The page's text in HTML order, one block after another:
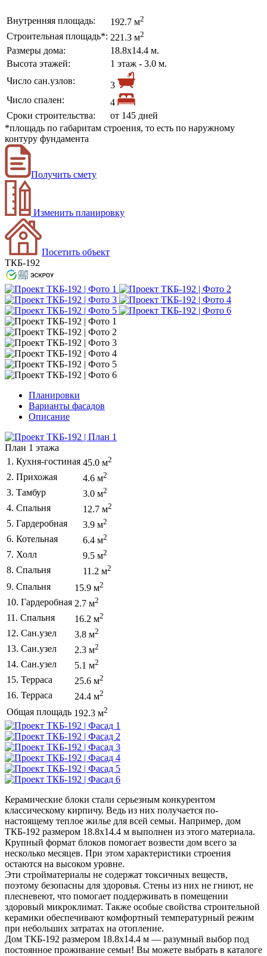
Внутренняя площадь: 192.7 м2
Строительная площадь*: 221.3 м2
Размеры дома:
18.8х14.4 м.
Высота этажей:
1 этаж - 3.0 м.
Число сан.узлов:
3
Число спален:
4
Сроки строительства:
от 145 дней
*площадь по габаритам строения, то есть по наружному
контуру фундамента
Получить смету
Изменить планировку
Посетить объект
ТКБ-192
Планировки
Варианты фасадов
Описание
План 1 этажа
1. Кухня-гостиная 45.0 м2
2. Прихожая 4.6 м2
3. Тамбур 3.0 м2
4. Спальня 12.7 м2
5. Гардеробная 3.9 м2
6. Котельная 6.4 м2
7. Холл 9.5 м2
8. Спальня 11.2 м2
9. Спальня 15.9 м2
10. Гардеробная 2.7 м2
11. Спальня 16.2 м2
12. Сан.узел 3.8 м2
13. Сан.узел 2.3 м2
14. Сан.узел 5.1 м2
15. Терраса 25.6 м2
16. Терраса 24.4 м2
Общая площадь 192.3 м2
Керамические блоки стали серьезным конкурентом
классическому кирпичу. Ведь из них получается по-
настоящему теплое жилье для всей семьи. Например, дом
ТКБ-192 размером 18.8х14.4 м выполнен из этого материала.
Крупный формат блоков помогает возвести дом всего за
несколько месяцев. При этом характеристики строения
остаются на высоком уровне.
Эти стройматериалы не содержат токсичных веществ,
поэтому безопасны для здоровья. Стены из них не гниют, не
плесневеют, что помогает поддерживать в помещении
здоровый микроклимат. Также особые свойства строительной
керамики обеспечивают комфортный температурный режим
при небольших затратах на отопление.
Дом ТКБ-192 размером 18.8х14.4 м — разумный выбор под
постоянное проживание семьи! Вы можете выбрать в каталоге